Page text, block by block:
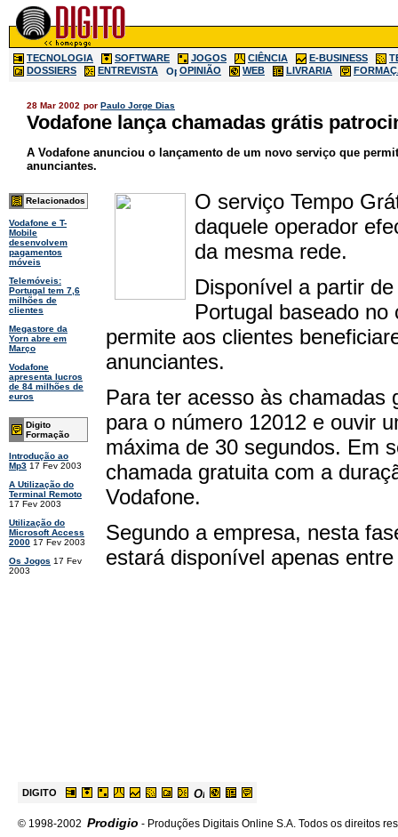
TECNOLOGIA SOFTWARE JOGOS CIÊNCIA E-BUSINESS
DOSSIERS
ENTREVISTA OPINIÃO WEB LIVRARIA
28 Mar 2002 por Paulo Jorge Dias
Vodafone lança chamadas grátis
A Vodafone anunciou o lançamento de um novo serviço que
anunciantes.
Relacionados
Vodafone e T-
Mobile
desenvolvem
pagamentos
móveis
Telemóveis:
Portugal tem 7,6
milhões de
clientes
Megastore da
Yorn abre em
Março
Vodafone
apresenta lucros
de 84 milhões de
euros
Digito
Formação
Introdução ao
Mp3 17 Fev 2003
A Utilização do
Terminal Remoto
17 Fev 2003
Utilização do
Microsoft Access
2000 17 Fev 2003
Os Jogos 17 Fev
2003
O serviço Tempo
daquele operador
da mesma rede.
Disponível a partir
Portugal baseado
permite aos clientes
anunciantes.
Para ter acesso às chamadas
para o número 12012 e ouvir
máxima de 30 segundos. Em
chamada gratuita com a
Vodafone.
Segundo a empresa, nesta
estará disponível apenas
DIGITO
© 1998-2002 Prodigio - Produções Digitais Online S.A. Todos os direitos